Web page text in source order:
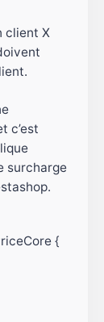
client X
c’est
surcharge
{